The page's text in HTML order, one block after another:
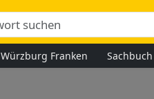
Würzburg Franken Sachbuch